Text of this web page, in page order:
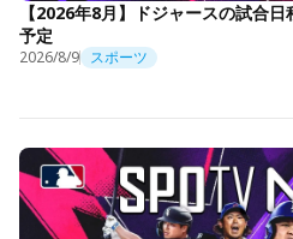
【2026年8月】ドジャースの試合
予定
2026/8/9 スポーツ